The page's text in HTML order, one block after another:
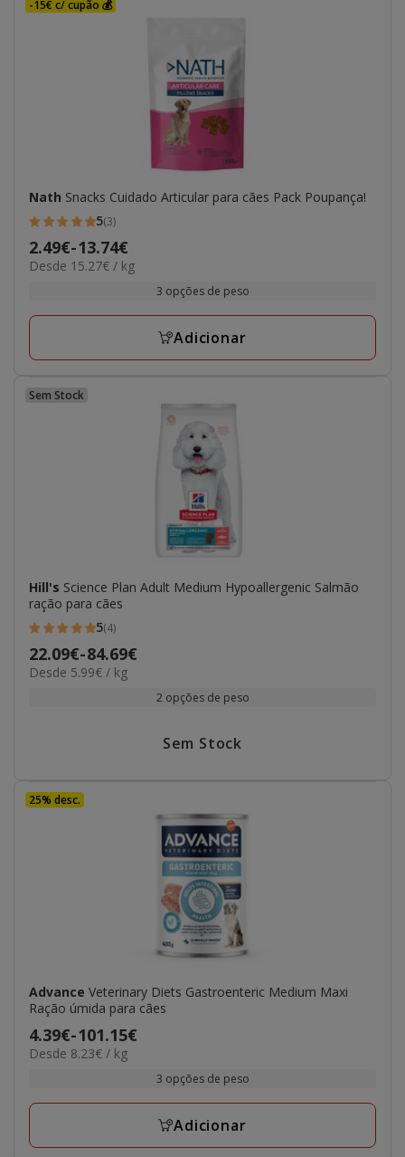
-15€ c/ cupão 💰
Nath Snacks Cuidado Articular para cães Pack Poupança!
5
estrelas
com
avaliações
5(3)
Preço
de
a
2.49€-13.74€
15.27€
Desde 15.27€ / kg
3 opções de peso
Adicionar
Sem Stock
Hill's Science Plan Adult Medium Hypoallergenic Salmão
ração para cães
5
estrelas
com
5(4)
Preço
de
22.09€-84.69€
5.99€
Desde 5.99€ / kg
2 opções de peso
Sem Stock
25% desc.
Advance Veterinary Diets Gastroenteric Medium Maxi
Ração úmida para cães
Preço
de
a
4.39€-101.15€
8.23€
Desde 8.23€ / kg
3 opções de peso
Adicionar